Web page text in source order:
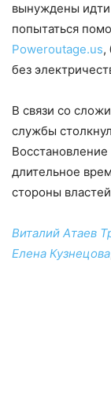
вынуждены
попытаться
Poweroutage.us,
без
В связи со
службы
длительное
стороны
Виталий Атаев
Елена Кузнецова